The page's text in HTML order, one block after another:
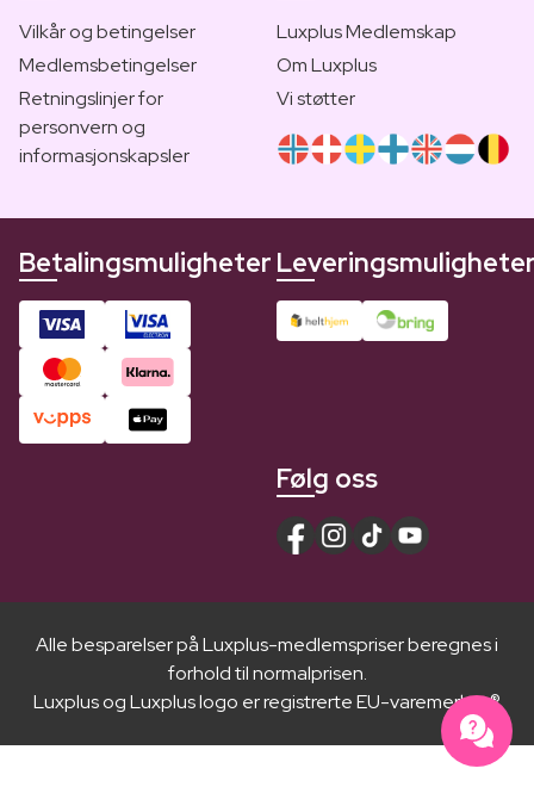
Vilkår og betingelser
Medlemsbetingelser
Retningslinjer for
personvern og
informasjonskapsler
Luxplus Medlemskap
Om Luxplus
Vi støtter
Betalingsmuligheter
Følg oss
Alle besparelser på Luxplus-medlemspriser beregnes i
forhold til normalprisen.
Luxplus og Luxplus logo er registrerte EU-varemerker ®